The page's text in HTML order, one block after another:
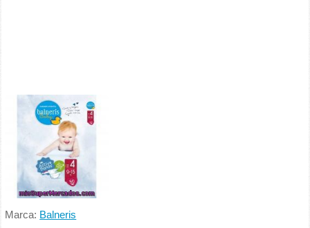
Marca: Balneris